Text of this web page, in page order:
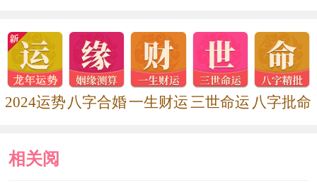
梦见用刀、剑、斧子等误伤了自
己，同样预示你会有好运气，得到意外
的收获。
还预示有财运，会得到意外的收获。
2024运势 八字合婚一生财运三世命运 八字批命
相关阅